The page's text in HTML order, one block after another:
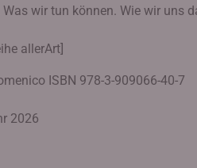
wir tun können. Wie wir uns
allerArt]
ISBN 978-3-909066-40-7
2026